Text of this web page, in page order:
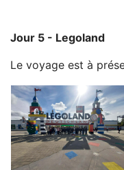
Jour 5 - Legoland
Le voyage est à